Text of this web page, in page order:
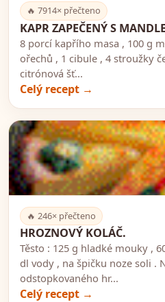
🔥 7914× přečteno
KAPR ZAPEČENÝ S
8 porcí kapřího masa , 100 g
ořechů , 1 cibule , 4 stroužky
citrónová šť...
Celý recept →
🔥 246× přečteno
HROZNOVÝ KOLÁČ.
Těsto : 125 g hladké mouky ,
dl vody , na špičku noze soli .
odstopkovaného hr...
Celý recept →